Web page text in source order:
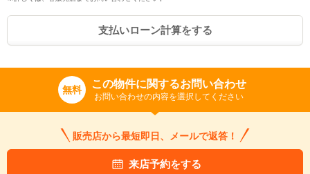
支払いローン計算をする
無料 この物件に関するお問い合わせ
お問い合わせの内容を選択してください
販売店から最短即日、メールで返答！
来店予約をする